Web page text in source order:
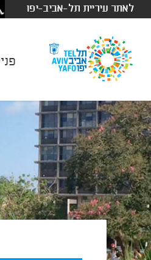
לאתר עיריית תל-אביב-יפו